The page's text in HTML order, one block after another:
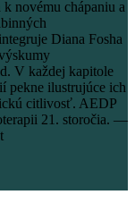
novému chápaniu a
Diana Fosha
V každej kapitole
pekne ilustrujúce ich
citlivosť. AEDP
21. storočia. —